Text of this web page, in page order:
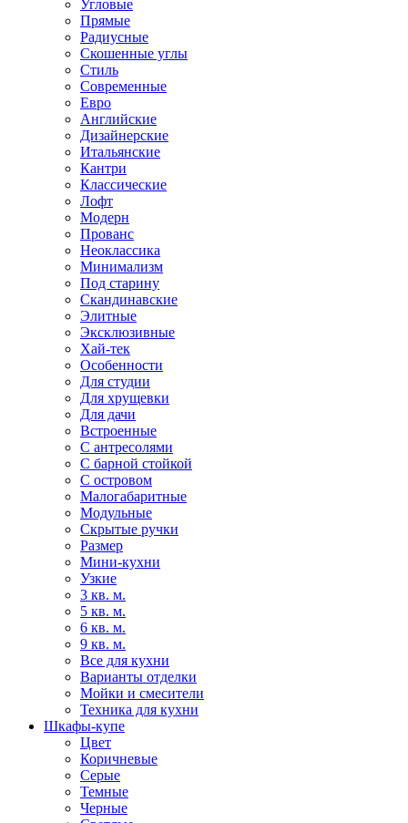
Угловые
Прямые
Радиусные
Скошенные углы
Стиль
Современные
Евро
Английские
Дизайнерские
Итальянские
Кантри
Классические
Лофт
Модерн
Прованс
Неоклассика
Минимализм
Под старину
Скандинавские
Элитные
Эксклюзивные
Хай-тек
Особенности
Для студии
Для хрущевки
Для дачи
Встроенные
С антресолями
С барной стойкой
С островом
Малогабаритные
Модульные
Скрытые ручки
Размер
Мини-кухни
Узкие
3 кв. м.
5 кв. м.
6 кв. м.
9 кв. м.
Все для кухни
Варианты отделки
Мойки и смесители
Техника для кухни
Шкафы-купе
Цвет
Коричневые
Серые
Темные
Черные